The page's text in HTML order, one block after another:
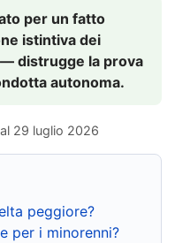
per un fatto
istintiva dei
distrugge la prova
autonoma.
29 luglio 2026
peggiore?
per i minorenni?